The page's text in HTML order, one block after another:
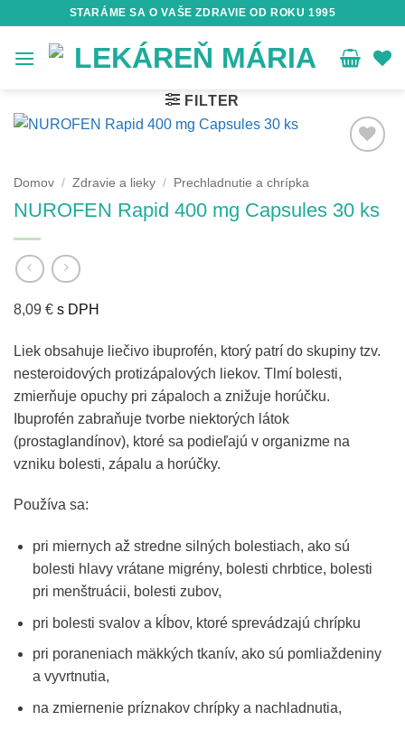
content
STARÁME SA O VAŠE ZDRAVIE OD ROKU 1995
FILTER
Domov / Zdravie a lieky / Prechladnutie a chrípka
NUROFEN Rapid 400 mg Capsules 30 ks
8,09 € s DPH
Liek obsahuje liečivo ibuprofén, ktorý patrí do skupiny tzv.
nesteroidových protizápalových liekov. Tlmí bolesti,
zmierňuje opuchy pri zápaloch a znižuje horúčku.
Ibuprofén zabraňuje tvorbe niektorých látok
(prostaglandínov), ktoré sa podieľajú v organizme na
vzniku bolesti, zápalu a horúčky.
Používa sa:
pri miernych až stredne silných bolestiach, ako sú
bolesti hlavy vrátane migrény, bolesti chrbtice, bolesti
pri menštruácii, bolesti zubov,
pri bolesti svalov a kĺbov, ktoré sprevádzajú chrípku
pri poraneniach mäkkých tkanív, ako sú pomliaždeniny
a vyvrtnutia,
na zmiernenie príznakov chrípky a nachladnutia,